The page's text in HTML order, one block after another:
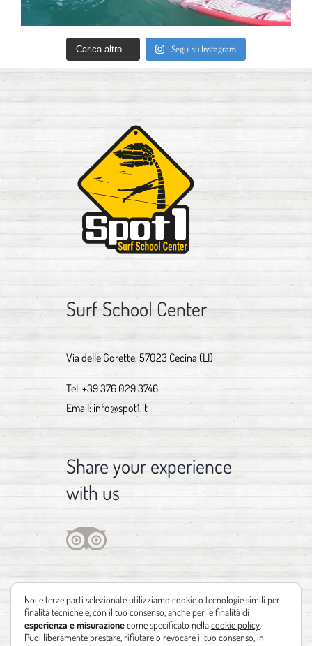
Carica altro... Segui su Instagram
Surf School Center
Via delle Gorette, 57023 Cecina (LI)
Tel:+39 376 029 3746
Email: info@spot1.it
Share your experience
with us
Noi e terze parti selezionate utilizziamo cookie o tecnologie simili per
finalità tecniche e, con il tuo consenso, anche per le finalità di
esperienza e misurazionecome specificato nellacookie policy
Puoi liberamente prestare, rifiutare o revocare il tuo consenso, in